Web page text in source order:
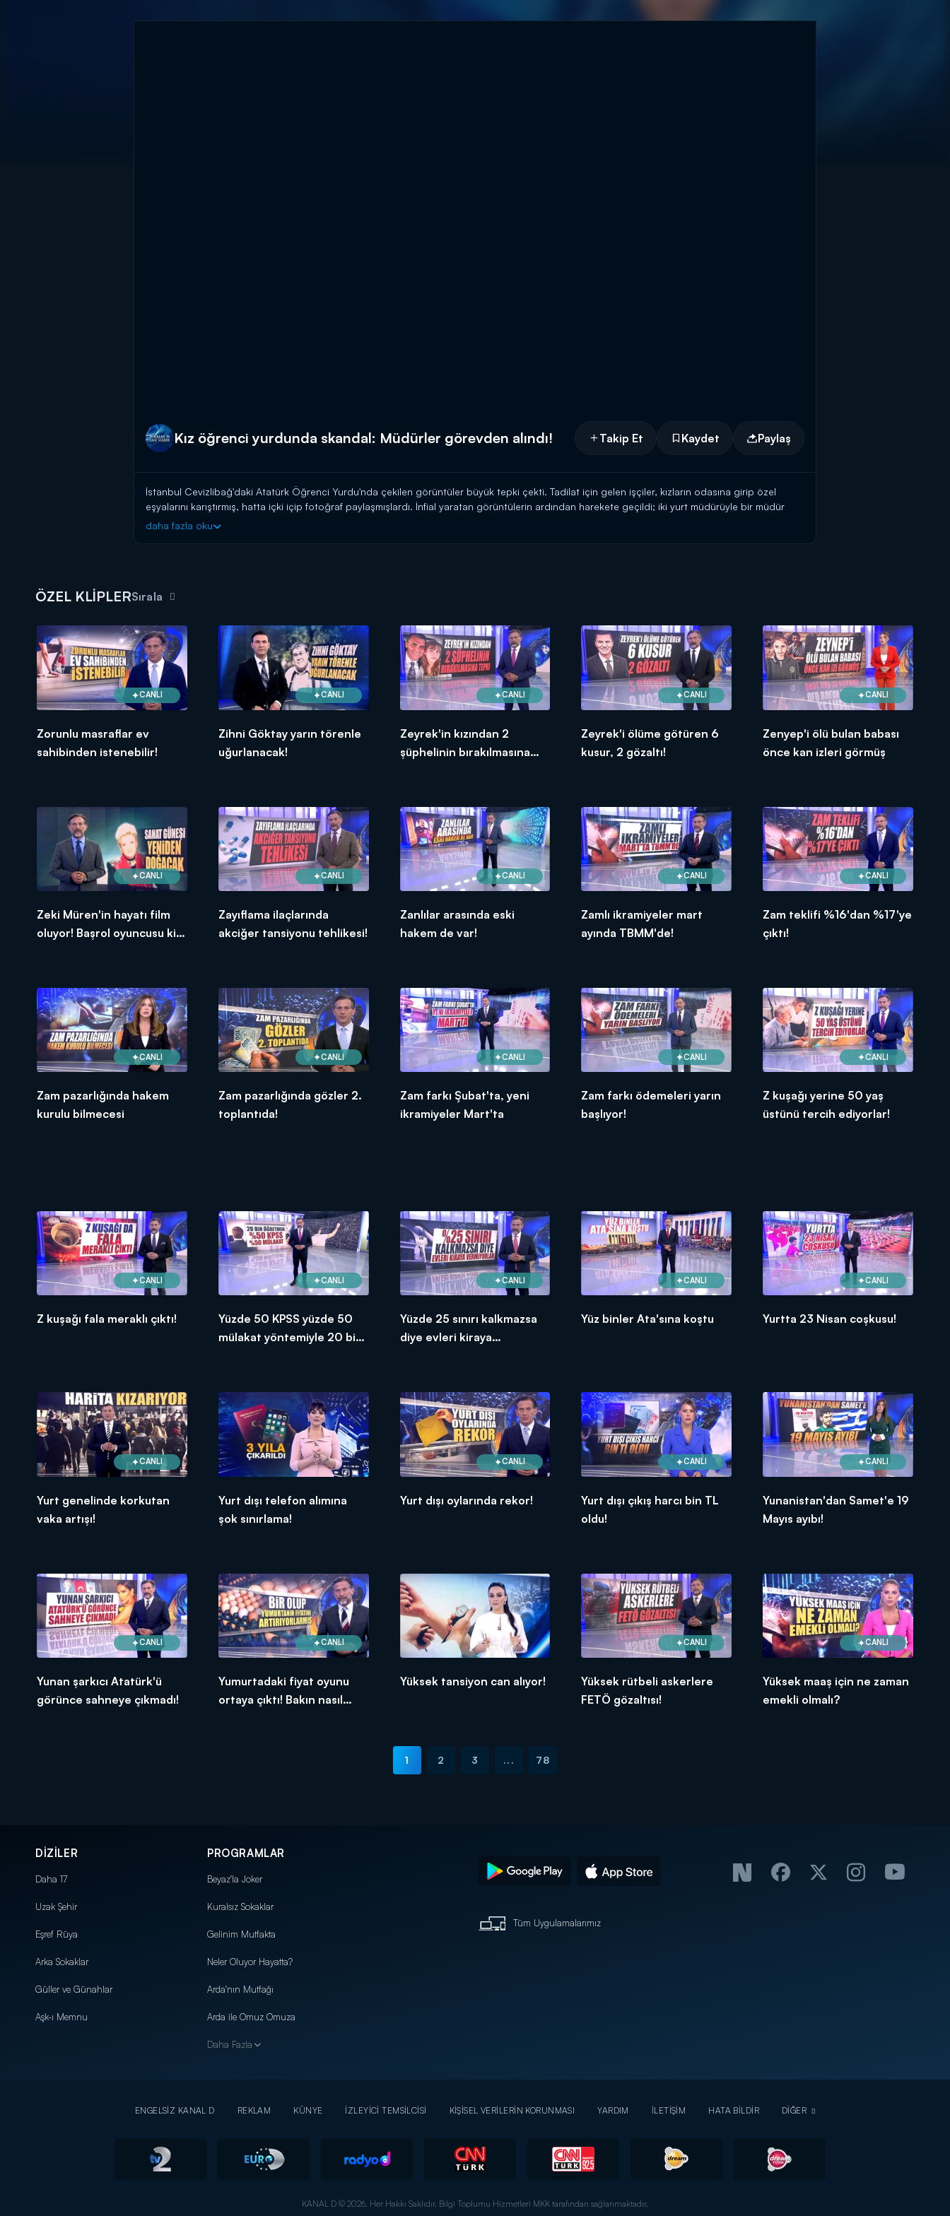
Kız öğrenci yurdunda skandal: Müdürler görevden alındı! Takip Et Kaydet Paylaş
İstanbul Cevizlibağ'daki Atatürk Öğrenci Yurdu'nda çekilen görüntüler büyük tepki çekti. Tadilat için gelen işçiler, kızların odasına girip özel
eşyalarını karıştırmış, hatta içki içip fotoğraf paylaşmışlardı. İnfial yaratan görüntülerin ardından harekete geçildi; iki yurt müdürüyle bir müdür
yardımcısı görevden alınıp soruşturma başlatıldı. Bu arada bazı öğrenciler de yaşananların ardından yurttan ayrıldı. Detaylar Kanal D Ana
daha fazla oku
ÖZEL KLİPLERSırala
CANLI
Zorunlu masraflar ev
sahibinden istenebilir!
CANLI
Zihni Göktay yarın törenle
uğurlanacak!
CANLI
Zeyrek'in kızından 2
şüphelinin bırakılmasına
CANLI
Zeyrek'i ölüme götüren 6
kusur, 2 gözaltı!
CANLI
Zenyep'i ölü bulan babası
önce kan izleri görmüş
CANLI
Zeki Müren'in hayatı film
oluyor! Başrol oyuncusu kim
CANLI
Zayıflama ilaçlarında
akciğer tansiyonu tehlikesi!
CANLI
Zanlılar arasında eski
hakem de var!
CANLI
Zamlı ikramiyeler mart
ayında TBMM'de!
CANLI
Zam teklifi %16'dan %17'ye
çıktı!
CANLI
Zam pazarlığında hakem
kurulu bilmecesi
CANLI
Zam pazarlığında gözler 2.
toplantıda!
CANLI
Zam farkı Şubat'ta, yeni
ikramiyeler Mart'ta
CANLI
Zam farkı ödemeleri yarın
başlıyor!
CANLI
Z kuşağı yerine 50 yaş
üstünü tercih ediyorlar!
CANLI
Z kuşağı fala meraklı çıktı!
CANLI
Yüzde 50 KPSS yüzde 50
mülakat yöntemiyle 20 bin
CANLI
Yüzde 25 sınırı kalkmazsa
diye evleri kiraya
CANLI
Yüz binler Ata'sına koştu
CANLI
Yurtta 23 Nisan coşkusu!
CANLI
Yurt genelinde korkutan
vaka artışı!
Yurt dışı telefon alımına
şok sınırlama!
CANLI
Yurt dışı oylarında rekor!
CANLI
Yurt dışı çıkış harcı bin TL
oldu!
CANLI
Yunanistan'dan Samet'e 19
Mayıs ayıbı!
CANLI
Yunan şarkıcı Atatürk'ü
görünce sahneye çıkmadı!
CANLI
Yumurtadaki fiyat oyunu
ortaya çıktı! Bakın nasıl
Yüksek tansiyon can alıyor!
CANLI
Yüksek rütbeli askerlere
FETÖ gözaltısı!
CANLI
Yüksek maaş için ne zaman
emekli olmalı?
1 2 3 ... 78
DİZİLER
Daha 17
Uzak Şehir
Eşref Rüya
Arka Sokaklar
Güller ve Günahlar
Aşk-ı Memnu
PROGRAMLAR
Beyaz'la Joker
Kuralsız Sokaklar
Gelinim Mutfakta
Neler Oluyor Hayatta?
Arda'nın Mutfağı
Arda ile Omuz Omuza
Daha Fazla
Tüm Uygulamalarımız
ENGELSİZ KANAL D REKLAM KÜNYE İZLEYİCİ TEMSİLCİSİ KİŞİSEL VERİLERİN KORUNMASI YARDIM İLETİŞİM HATA BİLDİR DİĞER
KANAL D © 2026. Her Hakkı Saklıdır. Bilgi Toplumu Hizmetleri MKK tarafından sağlanmaktadır.